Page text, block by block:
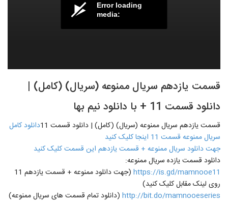
Error loading
media:
قسمت یازدهم سریال ممنوعه (سریال) (کامل) |
دانلود قسمت 11 + با دانلود نیم بها
قسمت یازدهم سریال ممنوعه (سریال) (کامل) | دانلود قسمت 11
دانلود کامل
سریال ممنوعه قسمت 11 اینجا کلیک کنید
جهت دانلود سریال ممنوعه + قسمت یازدهم این قسمت کلیک کنید
دانلود قسمت یازده سریال ممنوعه:
https://is.gd/mamnooe11
(جهت دانلود ممنوعه + قسمت یازدهم 11
روی لینک مقابل کلیک کنید)
http://bit.do/mamnooeseries (دانلود تمام قسمت های سریال ممنوعه)